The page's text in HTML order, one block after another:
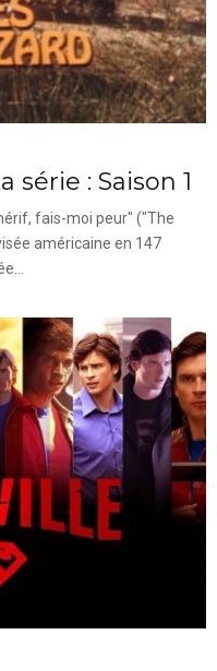
série : Saison 1
fais-moi peur" ("The
américaine en 147